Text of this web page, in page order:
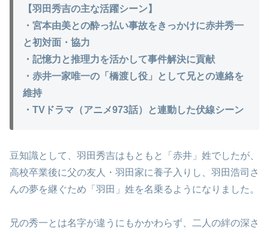
【羽田秀吉の主な活躍シーン】
・宮本由美との酔っ払い事故をきっかけに赤井秀一
と初対面・協力
・記憶力と推理力を活かして事件解決に貢献
・赤井一家唯一の「橋渡し役」として兄との連絡を
維持
・TVドラマ（アニメ973話）と連動した伏線シーン
豆知識として、羽田秀吉はもともと「赤井」姓でしたが、
高校卒業後に父の友人・羽田家に養子入りし、羽田浩司さ
んの夢を継ぐため「羽田」姓を名乗るようになりました。
兄の秀一とは名字が違うにもかかわらず、二人の絆の深さ